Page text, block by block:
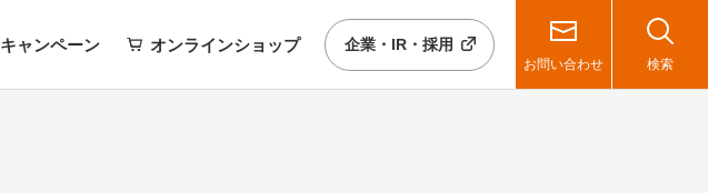
キャンペーン オンラインショップ 企業・IR・採用
お問い合わせ 検索